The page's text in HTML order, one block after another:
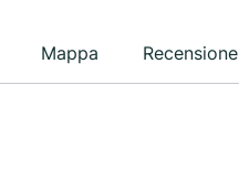
Mappa Recensione